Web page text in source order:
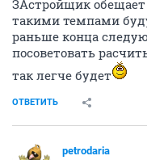
ЗАстройщик обещает
такими темпами
раньше конца
посоветовать
так легче будет
ОТВЕТИТЬ
petrodaria